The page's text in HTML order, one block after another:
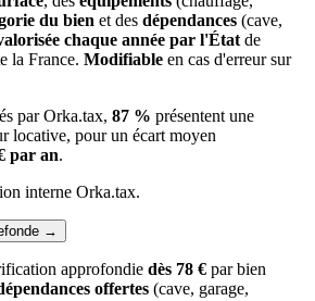
du bien et des dépendances (cave,
chaque année par l'État de
la France. Modifiable en cas d'erreur sur
par Orka.tax, 87 % présentent une
locative, pour un écart moyen
par an.
interne Orka.tax.
→
approfondie dès 78 € par bien
offertes (cave, garage,